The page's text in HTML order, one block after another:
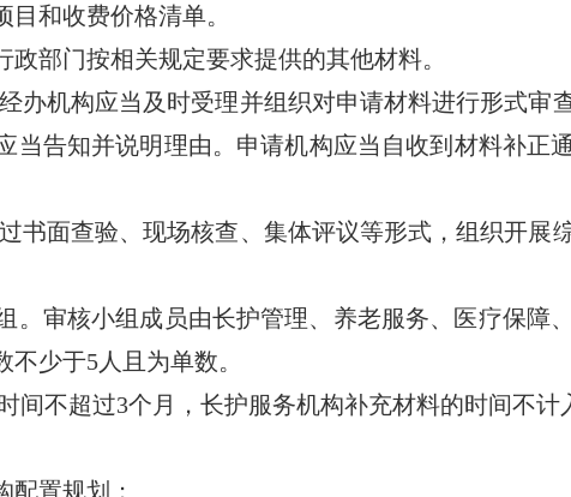
和收费价格清单。
部门按相关规定要求提供的其他材料。
机构应当及时受理并组织对申请材料进行形式审
当告知并说明理由。申请机构应当自收到材料补正
面查验、现场核查、集体评议等形式，组织开展
审核小组成员由长护管理、养老服务、医疗保障
少于5人且为单数。
不超过3个月，长护服务机构补充材料的时间不计
置规划；